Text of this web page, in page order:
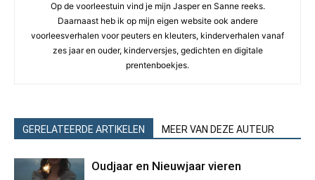
Op de voorleestuin vind je mijn Jasper en Sanne reeks.
Daarnaast heb ik op mijn eigen website ook andere
voorleesverhalen voor peuters en kleuters, kinderverhalen vanaf
zes jaar en ouder, kinderversjes, gedichten en digitale
prentenboekjes.
GERELATEERDE ARTIKELEN MEER VAN DEZE AUTEUR
Oudjaar en Nieuwjaar vieren